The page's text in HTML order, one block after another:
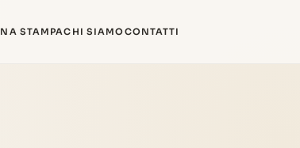
STAMPACHI SIAMOCONTATTI